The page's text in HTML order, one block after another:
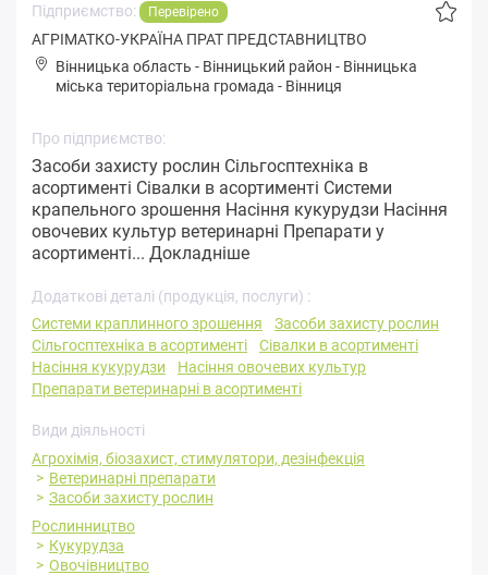
Підприємство: Перевірено
АГРІМАТКО-УКРАЇНА ПРАТ ПРЕДСТАВНИЦТВО
Вінницька область - Вінницький район - Вінницькa
міська територіальна громада - Вінниця
Про підприємство:
Засоби захисту рослин Сільгосптехніка в
асортименті Сівалки в асортименті Системи
крапельного зрошення Насіння кукурудзи Насіння
овочевих культур ветеринарні Препарати у
асортименті... Докладніше
Додаткові деталі (продукція, послуги) :
Системи краплинного зрошення
Засоби захисту рослин
Сільгосптехніка в асортименті
Сівалки в асортименті
Насіння кукурудзи
Насіння овочевих культур
Препарати ветеринарні в асортименті
Види діяльності
Агрохімія, біозахист, стимулятори, дезінфекція
Ветеринарні препарати
Засоби захисту рослин
Рослинництво
Кукурудза
Овочівництво